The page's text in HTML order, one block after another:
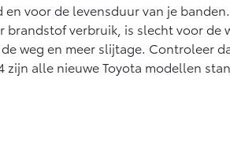
voor de levensduur van je
verbruik, is slecht voor de
weg en meer slijtage. Controleer
alle nieuwe Toyota modellen